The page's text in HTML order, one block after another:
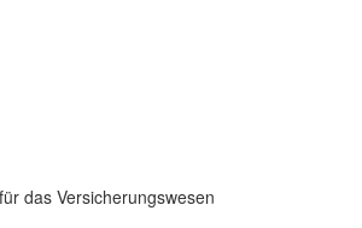
das Versicherungswesen